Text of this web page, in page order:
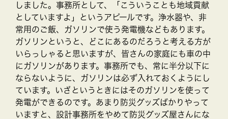
しました。事務所として、「こういうことも地域貢献
としていますよ」というアピールです。浄水器や、非
常用のご飯、ガソリンで使う発電機などもあります。
ガソリンというと、どこにあるのだろうと考える方が
いらっしゃると思いますが、皆さんの家庭にも車の中
にガソリンがあります。事務所でも、常に半分以下に
ならないように、ガソリンは必ず入れておくようにし
ています。いざというときにはそのガソリンを使って
発電ができるのです。あまり防災グッズばかりやって
いますと、設計事務所をやめて防災グッズ屋さんにな